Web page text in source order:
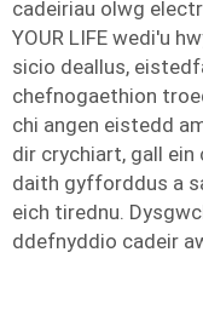
cadeiriau olwg
YOUR LIFE wedi'u
sicio deallus,
chefnogaethion
chi angen eistedd
dir crychiart, gall ein
daith gyfforddus a
eich tirednu.
ddefnyddio cadeir